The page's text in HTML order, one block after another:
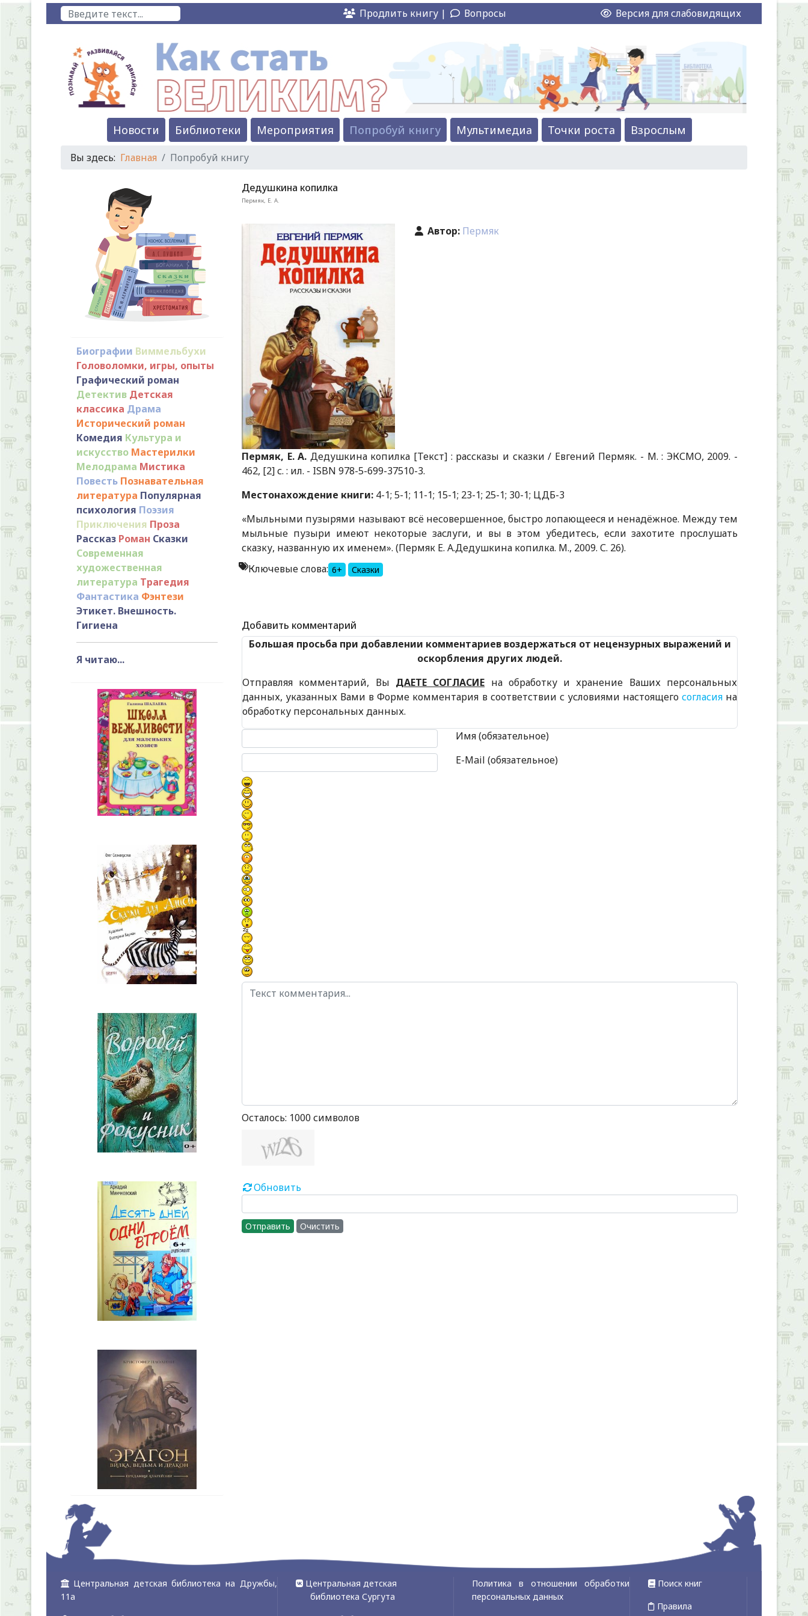
Поиск Продлить книгу | Вопросы Версия для слабовидящих
Новости Библиотеки Мероприятия Попробуй книгу Мультимедиа Точки роста Взрослым
Вы здесь: Главная Попробуй книгу
Биографии Виммельбухи
Головоломки, игры, опыты
Графический роман
Детектив Детская
классика Драма
Исторический роман
Комедия Культура и
искусство Мастерилки
Мелодрама Мистика
Повесть Познавательная
литература Популярная
психология Поэзия
Приключения Проза
Рассказ Роман Сказки
Современная
художественная
литература Трагедия
Фантастика Фэнтези
Этикет. Внешность.
Гигиена
Я читаю...
Дедушкина копилка
Пермяк, Е. А.
Автор: Пермяк
Пермяк, Е. А. Дедушкина копилка [Текст] : рассказы и сказки / Евгений Пермяк. - М. : ЭКСМО, 2009. -
462, [2] с. : ил. - ISBN 978-5-699-37510-3.
Местонахождение книги: 4-1; 5-1; 11-1; 15-1; 23-1; 25-1; 30-1; ЦДБ-3
«Мыльными пузырями называют всё не­совершенное, быстро лопающееся и ненадёжное. Между тем
мыльные пузыри имеют некоторые заслуги, и вы в этом убе­дитесь, если захотите прослушать
сказку, названную их именем». (Пермяк Е. А.Дедушкина копилка. М., 2009. С. 26).
Ключевые слова: 6+ Сказки
Добавить комментарий
Большая просьба при добавлении комментариев воздержаться от нецензурных выражений и
оскорбления других людей.
Отправляя комментарий, Вы ДАЕТЕ СОГЛАСИЕ на обработку и хранение Ваших персональных
данных, указанных Вами в Форме комментария в соответствии с условиями настоящего согласияна
обработку персональных данных.
Имя (обязательное)
E-Mail (обязательное)
Текст комментария
Осталось: 1000 символов
Обновить
Отправить Очистить
Центральная детская библиотека на Дружбы,
11а
Центральная детская
библиотека Сургута
Политика в отношении обработки
персональных данных
Поиск книг
Правила